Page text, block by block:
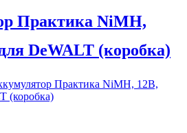
Практика NiMH,
DeWALT (коробка)